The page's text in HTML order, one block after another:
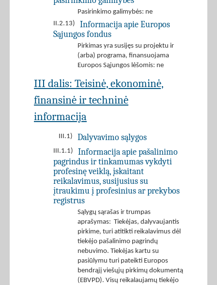
Pasirinkimo galimybės: ne
II.2.13)
Informacija apie Europos
Sąjungos fondus
Pirkimas yra susijęs su projektu ir
(arba) programa, finansuojama
Europos Sąjungos lėšomis: ne
III dalis: Teisinė, ekonominė,
finansinė ir techninė
informacija
III.1) Dalyvavimo sąlygos
III.1.1)
Informacija apie pašalinimo
pagrindus ir tinkamumas vykdyti
profesinę veiklą, įskaitant
reikalavimus, susijusius su
įtraukimu į profesinius ar prekybos
registrus
Sąlygų sąrašas ir trumpas
aprašymas: Tiekėjas, dalyvaujantis
pirkime, turi atitikti reikalavimus dėl
tiekėjo pašalinimo pagrindų
nebuvimo. Tiekėjas kartu su
pasiūlymu turi pateikti Europos
bendrąjį viešųjų pirkimų dokumentą
(EBVPD). Visų reikalaujamų tiekėjo